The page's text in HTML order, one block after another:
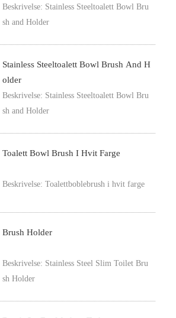
Beskrivelse: Stainless Steeltoalett Bowl Bru
sh and Holder
Stainless Steeltoalett Bowl Brush And H
Older
Beskrivelse: Stainless Steeltoalett Bowl Bru
sh and Holder
Toalett Bowl Brush I Hvit Farge
Beskrivelse: Toalettboblebrush i hvit farge
Brush Holder
Beskrivelse: Stainless Steel Slim Toilet Bru
sh Holder